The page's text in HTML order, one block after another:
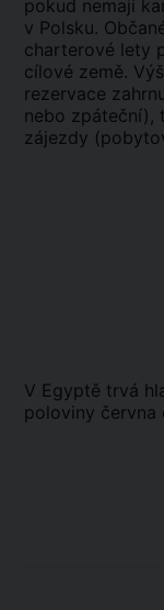
pokud nemají
v Polsku.
charterové lety
cílové země.
rezervace
nebo zpáteční),
zájezdy
V Egyptě trvá
poloviny června